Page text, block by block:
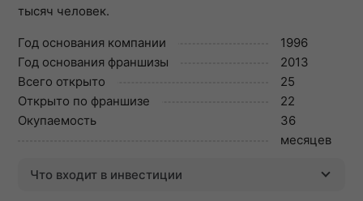
тысяч человек.
Год основания компании
1996
Год основания франшизы
2013
Всего открыто
25
Открыто по франшизе
22
Окупаемость
36
месяцев
Что входит в инвестиции